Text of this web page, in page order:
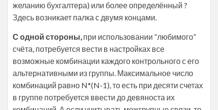
желанию бухгалтера) или более определённый ?
Здесь возникает палка с двумя концами.
С одной стороны,при использовании “любимого”
счёта, потребуется вести в настройках все
возможные комбинации каждого контрольного с его
альтернативными из группы. Максимальное число
комбинаций равно N*(N-1), то есть при десяти счетах
в группе потребуется ввести до девяноста их